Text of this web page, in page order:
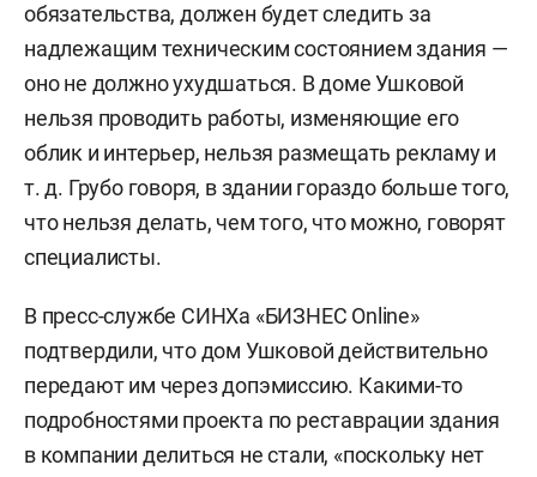
обязательства, должен будет следить за
надлежащим техническим состоянием здания —
оно не должно ухудшаться. В доме Ушковой
нельзя проводить работы, изменяющие его
облик и интерьер, нельзя размещать рекламу и
т. д. Грубо говоря, в здании гораздо больше того,
что нельзя делать, чем того, что можно, говорят
специалисты.
В пресс-службе СИНХа «БИЗНЕС Online»
подтвердили, что дом Ушковой действительно
передают им через допэмиссию. Какими-то
подробностями проекта по реставрации здания
в компании делиться не стали, «поскольку нет